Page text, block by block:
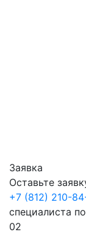
Заявка
Оставьте
+7 (812) 210-
специалиста
02